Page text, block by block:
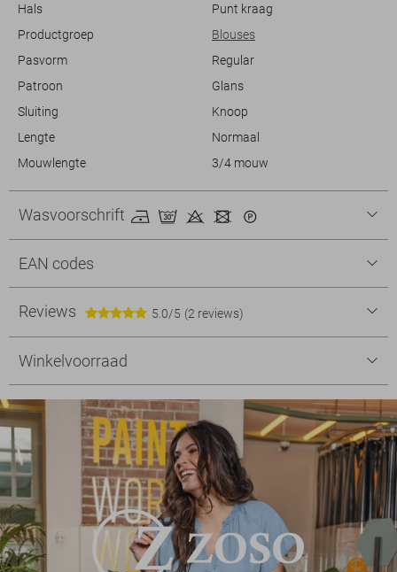
Hals
Punt kraag
Productgroep
Blouses
Pasvorm
Regular
Patroon
Glans
Sluiting
Knoop
Lengte
Normaal
Mouwlengte
3/4 mouw
Wasvoorschrift
EAN codes
Reviews 5.0/5 (2 reviews)
Winkelvoorraad